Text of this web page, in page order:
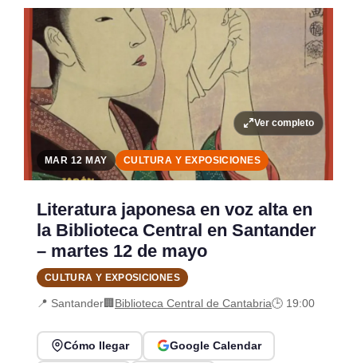
Ver completo
MAR 12 MAY CULTURA Y EXPOSICIONES
Literatura japonesa en voz alta en
la Biblioteca Central en Santander
– martes 12 de mayo
CULTURA Y EXPOSICIONES
📍 Santander🏢Biblioteca Central de Cantabria🕒 19:00
Cómo llegar Google Calendar